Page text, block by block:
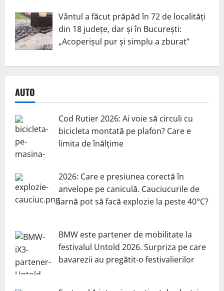
Vântul a făcut prăpăd în 72 de localități
din 18 județe, dar și în București:
„Acoperișul pur și simplu a zburat”
AUTO
Cod Rutier 2026: Ai voie să circuli cu
bicicleta montată pe plafon? Care e
limita de înălțime
2026: Care e presiunea corectă în
anvelope pe caniculă. Cauciucurile de
iarnă pot să facă explozie la peste 40°C?
BMW este partener de mobilitate la
festivalul Untold 2026. Surpriza pe care
bavarezii au pregătit-o festivalierilor